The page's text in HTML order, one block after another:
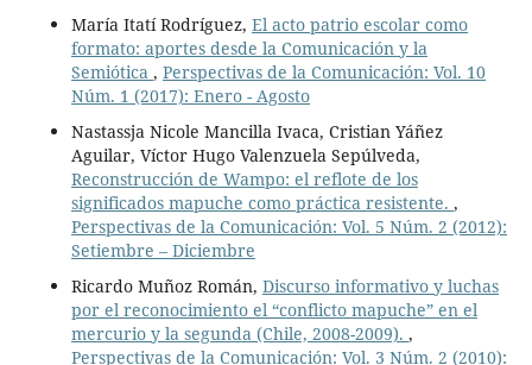
María Itatí Rodríguez, El acto patrio escolar como
formato: aportes desde la Comunicación y la
Semiótica , Perspectivas de la Comunicación: Vol. 10
Núm. 1 (2017): Enero - Agosto
Nastassja Nicole Mancilla Ivaca, Cristian Yáñez
Aguilar, Víctor Hugo Valenzuela Sepúlveda,
Reconstrucción de Wampo: el reflote de los
significados mapuche como práctica resistente. ,
Perspectivas de la Comunicación: Vol. 5 Núm. 2 (2012):
Setiembre – Diciembre
Ricardo Muñoz Román, Discurso informativo y luchas
por el reconocimiento el “conflicto mapuche” en el
mercurio y la segunda (Chile, 2008-2009). ,
Perspectivas de la Comunicación: Vol. 3 Núm. 2 (2010):